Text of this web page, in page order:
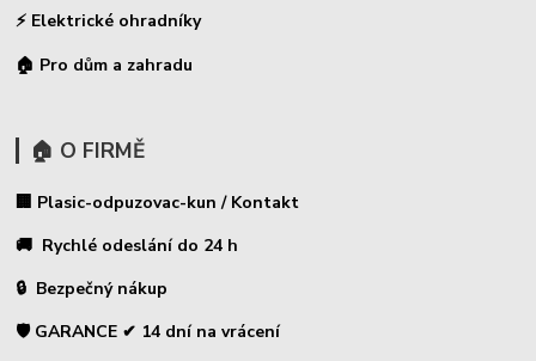
⚡ Elektrické ohradníky
🏠 Pro dům a zahradu
🏠 O FIRMĚ
🏢 Plasic-odpuzovac-kun / Kontakt
🚚 Rychlé odeslání do 24 h
🔒 Bezpečný nákup
🛡️ GARANCE ✔ 14 dní na vrácení